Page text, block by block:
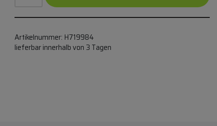
Artikelnummer: H719984
lieferbar innerhalb von 3 Tagen